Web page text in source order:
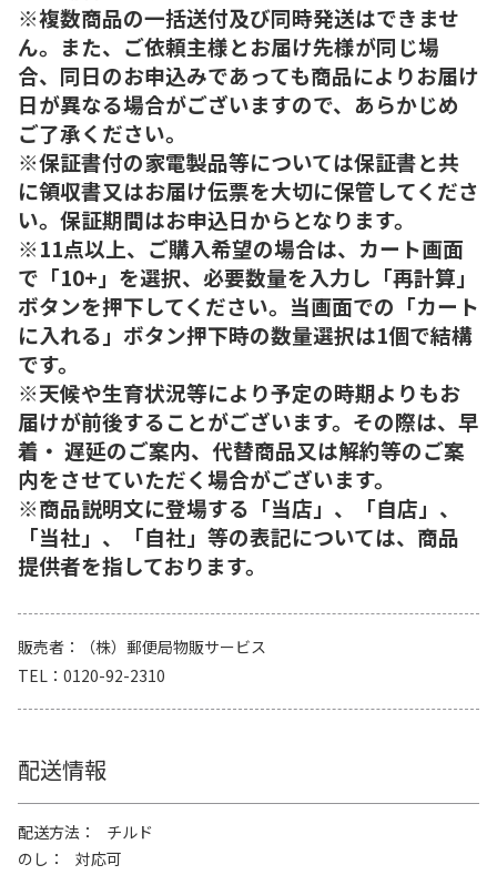
※複数商品の一括送付及び同時発送はできませ
ん。また、ご依頼主様とお届け先様が同じ場
合、同日のお申込みであっても商品によりお届け
日が異なる場合がございますので、あらかじめ
ご了承ください。
※保証書付の家電製品等については保証書と共
に領収書又はお届け伝票を大切に保管してくださ
い。保証期間はお申込日からとなります。
※11点以上、ご購入希望の場合は、カート画面
で「10+」を選択、必要数量を入力し「再計算」
ボタンを押下してください。当画面での「カート
に入れる」ボタン押下時の数量選択は1個で結構
です。
※天候や生育状況等により予定の時期よりもお
届けが前後することがございます。その際は、早
着・ 遅延のご案内、代替商品又は解約等のご案
内をさせていただく場合がございます。
※商品説明文に登場する「当店」、「自店」、
「当社」、「自社」等の表記については、商品
提供者を指しております。
販売者
（株）郵便局物販サービス
TEL
0120-92-2310
配送情報
配送方法
チルド
のし
対応可